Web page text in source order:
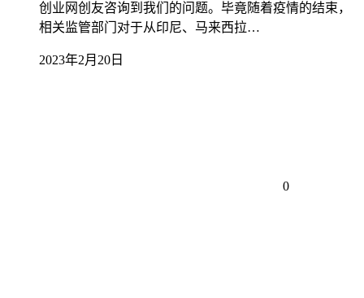
创业网创友咨询到我们的问题。毕竟随着疫情的结束，
相关监管部门对于从印尼、马来西拉…
2023年2月20日
0